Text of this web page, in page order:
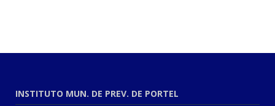
INSTITUTO MUN. DE PREV. DE PORTEL